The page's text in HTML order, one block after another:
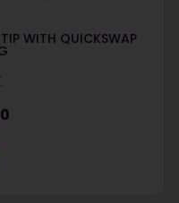
WITH QUICKSWAP